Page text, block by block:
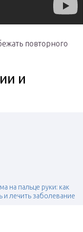
повторного
и
на пальце руки: как
и лечить заболевание